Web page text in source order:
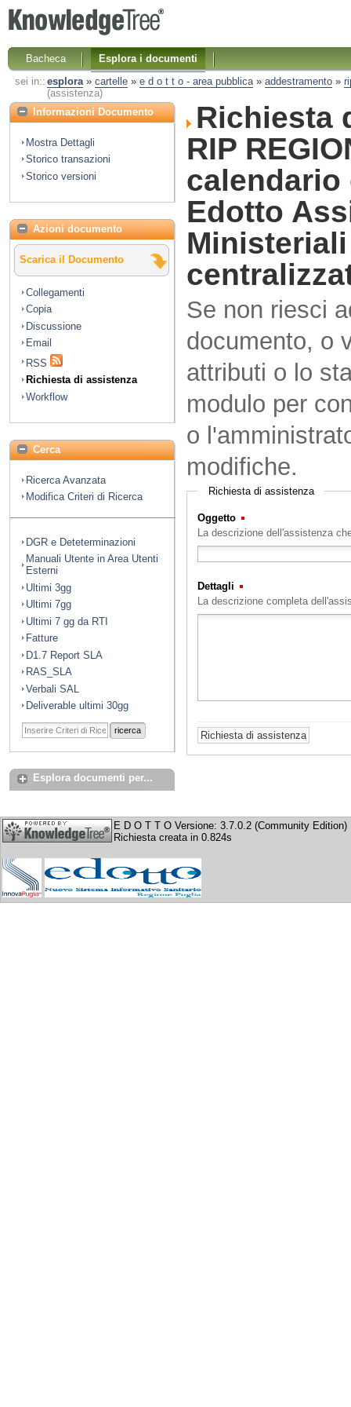
Bacheca
Esplora i documenti
sei in:: esplora» cartelle» e d o t t o - area pubblica» addestramento»
(assistenza)
Informazioni Documento
Mostra Dettagli
Storico transazioni
Storico versioni
Azioni documento
Scarica il Documento
Collegamenti
Copia
Discussione
Email
RSS
Richiesta di assistenza
Workflow
Cerca
Ricerca Avanzata
Modifica Criteri di Ricerca
DGR e Deteterminazioni
Manuali Utente in Area Utenti
Esterni
Ultimi 3gg
Ultimi 7gg
Ultimi 7 gg da RTI
Fatture
D1.7 Report SLA
RAS_SLA
Verbali SAL
Deliverable ultimi 30gg
ricerca
Esplora documenti per...
Richiesta
RIP
calendario
Edotto
Se non riesci
documento, o
attributi o lo
modulo per
o
modifiche.
Richiesta di assistenza
Oggetto
La descrizione dell'assistenza
Dettagli
La descrizione completa
E D O T T O Versione: 3.7.0.2 (Community Edition)
Richiesta creata in 0.824s